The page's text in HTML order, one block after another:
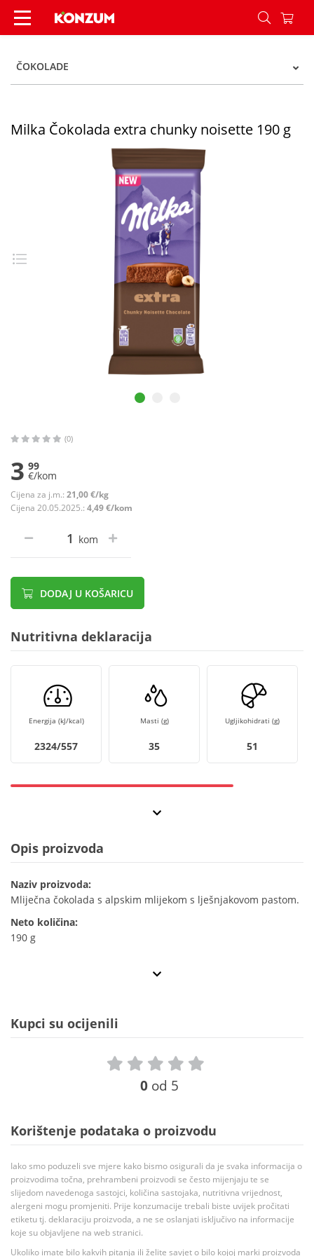
Milka Čokolada extra chunky noisette 190 g -
ČOKOLADE
Milka Čokolada extra chunky noisette 190 g
(0)
3 99
€/kom
Cijena za j.m.: 21,00 €/kg
Cijena 20.05.2025.: 4,49 €/kom
kom
DODAJ U KOŠARICU
Nutritivna deklaracija
Energija (kJ/kcal)
2324/557
Masti (g)
35
Ugljikohidrati (g)
51
Opis proizvoda
Naziv proizvoda:
Mliječna čokolada s alpskim mlijekom s lješnjakovom pastom.
Neto količina:
190 g
Kupci su ocijenili
0 od 5
Korištenje podataka o proizvodu
Iako smo poduzeli sve mjere kako bismo osigurali da je svaka informacija o
proizvodima točna, prehrambeni proizvodi se često mijenjaju te se
slijedom navedenoga sastojci, količina sastojaka, nutritivna vrijednost,
alergeni mogu promjeniti. Prije konzumacije trebali biste uvijek pročitati
etiketu tj. deklaraciju proizvoda, a ne se oslanjati isključivo na informacije
koje su objavljene na web stranici.
Ukoliko imate bilo kakvih pitanja ili želite savjet o bilo kojoj marki proizvoda